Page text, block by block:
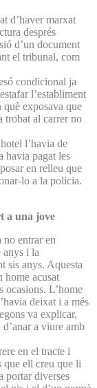
d’haver marxat
després
d’un document
el tribunal, com
condicional ja
l’establiment
què exposava que
trobat al carrer no
l’havia de
havia pagat les
en relleu que
lo a la policia.
a una jove
entrar en
anys i la
sis anys. Aquesta
home acusat
ocasions. L’home
deixat i a més
va explicar,
a viure amb
en el tracte i
que ell creu que li
portar diverses